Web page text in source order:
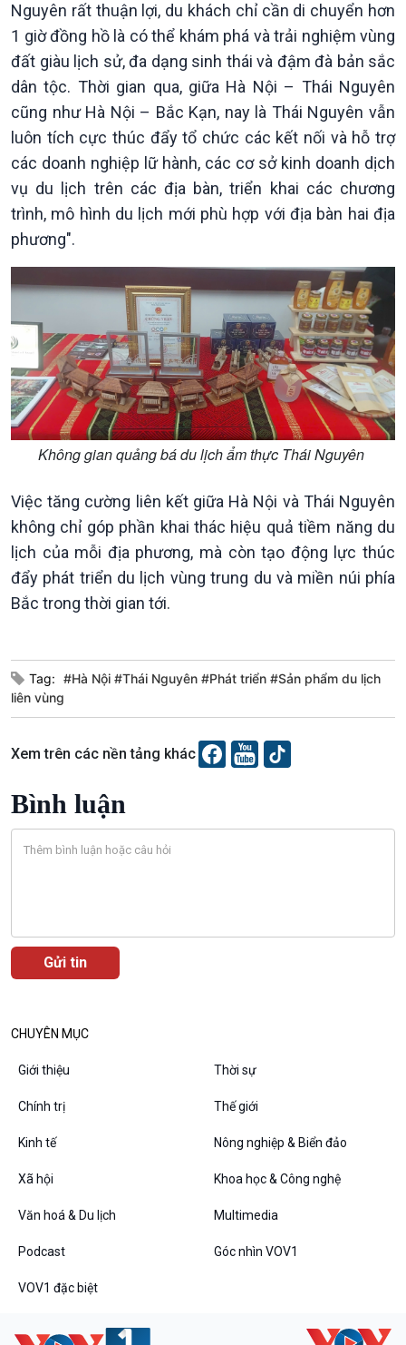
Văn hoá & Du lịch
Tin Văn hoá & Du lịch
Chát với người nổi tiếng
Câu chuyện Thể thao
Multimedia
Ảnh
Video
Infographic
E-Magazine
Podcast
Góc nhìn VOV1
Bình luận
Đối thoại
Diễn đàn chủ nhật
VOV1 đặc biệt
Chân dung cuộc sống
Các chương trình đặc biệt
Nguyên rất thuận lợi, du khách chỉ cần di chuyển hơn
1 giờ đồng hồ là có thể khám phá và trải nghiệm vùng
đất giàu lịch sử, đa dạng sinh thái và đậm đà bản sắc
dân tộc. Thời gian qua, giữa Hà Nội – Thái Nguyên
cũng như Hà Nội – Bắc Kạn, nay là Thái Nguyên vẫn
luôn tích cực thúc đẩy tổ chức các kết nối và hỗ trợ
các doanh nghiệp lữ hành, các cơ sở kinh doanh dịch
vụ du lịch trên các địa bàn, triển khai các chương
trình, mô hình du lịch mới phù hợp với địa bàn hai địa
phương".
Không gian quảng bá du lịch ẩm thực Thái Nguyên
Việc tăng cường liên kết giữa Hà Nội và Thái Nguyên
không chỉ góp phần khai thác hiệu quả tiềm năng du
lịch của mỗi địa phương, mà còn tạo động lực thúc
đẩy phát triển du lịch vùng trung du và miền núi phía
Bắc trong thời gian tới.
Tag: #Hà Nội #Thái Nguyên #Phát triển #Sản phẩm du lịch
liên vùng
Xem trên các nền tảng khác
Bình luận
CHUYÊN MỤC
Giới thiệu Thời sự
Chính trị Thế giới
Kinh tế Nông nghiệp & Biển đảo
Xã hội Khoa học & Công nghệ
Văn hoá & Du lịch Multimedia
Podcast Góc nhìn VOV1
VOV1 đặc biệt